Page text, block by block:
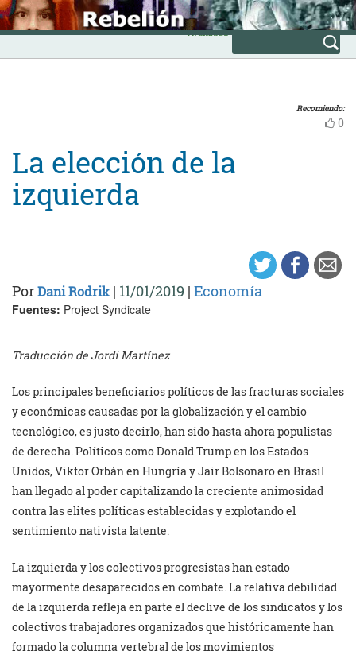
Skip
to
content
INICIO
Avanzada
Recomiendo:
0
La elección de la
izquierda
PorDani Rodrik | 11/01/2019 | Economía
Fuentes: Project Syndicate
Traducción de Jordi Martínez
Los principales beneficiarios políticos de las fracturas sociales
y económicas causadas por la globalización y el cambio
tecnológico, es justo decirlo, han sido hasta ahora populistas
de derecha. Políticos como Donald Trump en los Estados
Unidos, Viktor Orbán en Hungría y Jair Bolsonaro en Brasil
han llegado al poder capitalizando la creciente animosidad
contra las elites políticas establecidas y explotando el
sentimiento nativista latente.
La izquierda y los colectivos progresistas han estado
mayormente desaparecidos en combate. La relativa debilidad
de la izquierda refleja en parte el declive de los sindicatos y los
colectivos trabajadores organizados que históricamente han
formado la columna vertebral de los movimientos